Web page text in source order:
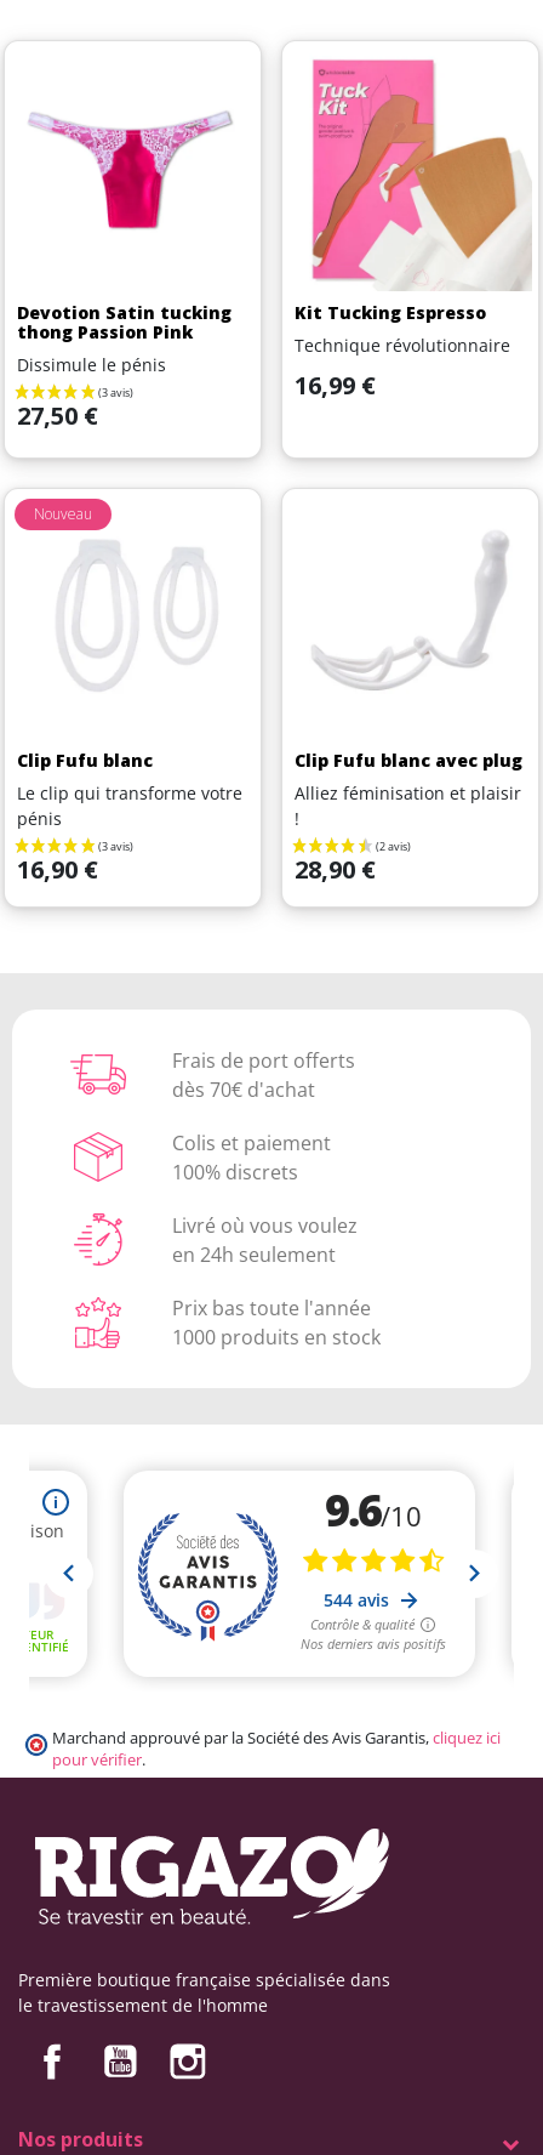
Devotion Satin tucking
thong Passion Pink
Dissimule le pénis
Prix
27,50 €
Kit Tucking Espresso
Technique révolutionnaire
Prix
16,99 €
Clip Fufu blanc
Le clip qui transforme votre
pénis
Prix
16,90 €
Nouveau
Clip Fufu blanc avec plug
Alliez féminisation et plaisir
!
Prix
28,90 €
Frais de port offerts
dès 70€ d'achat
Colis et paiement
100% discrets
Livré où vous voulez
en 24h seulement
Prix bas toute l'année
1000 produits en stock
Marchand approuvé par la Société des Avis Garantis,cliquez ici
pour vérifier.
Première boutique française spécialisée dans
le travestissement de l'homme
Nos produits